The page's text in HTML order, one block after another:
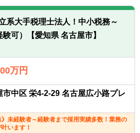
異動について】
ーエージェント制度
に2回上司を通さずに直接人事へ依頼を
ことが可能です。
が通る確率はおおよそ約60％程度で
、全国に拠点があるため、ご家庭の事
って比較的自由に変更することが可能
ます。
囲な取扱業務
業をはじめ、医療法人、公益法人、社
法人、地方公共団体、海外法人、個人
いお客様に対して、税務・会計サービ
供しています。
系大手税理士法人！中小税務～
可）【愛知県 名古屋市】
万円
市中区 栄4-2-29 名古屋広小路プレ
》未経験者～経験者まで採用実績多数！業務の
います！